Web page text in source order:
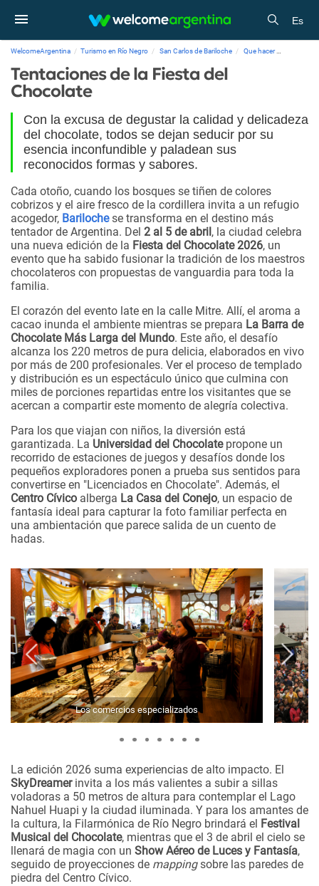
Es
WelcomeArgentina Turismo en Río Negro San Carlos de Bariloche Que hacer
Tentaciones de la Fiesta del
Chocolate
Con la excusa de degustar la calidad y delicadeza
del chocolate, todos se dejan seducir por su
esencia inconfundible y paladean sus
reconocidos formas y sabores.
Cada otoño, cuando los bosques se tiñen de colores
cobrizos y el aire fresco de la cordillera invita a un refugio
acogedor, Barilochese transforma en el destino más
tentador de Argentina. Del 2 al 5 de abril , la ciudad celebra
una nueva edición de la Fiesta del Chocolate 2026, un
evento que ha sabido fusionar la tradición de los maestros
chocolateros con propuestas de vanguardia para toda la
familia.
El corazón del evento late en la calle Mitre. Allí, el aroma a
cacao inunda el ambiente mientras se prepara La Barra de
Chocolate Más Larga del Mundo. Este año, el desafío
alcanza los 220 metros de pura delicia, elaborados en vivo
por más de 200 profesionales. Ver el proceso de templado
y distribución es un espectáculo único que culmina con
miles de porciones repartidas entre los visitantes que se
acercan a compartir este momento de alegría colectiva.
Para los que viajan con niños, la diversión está
garantizada. La Universidad del Chocolatepropone un
recorrido de estaciones de juegos y desafíos donde los
pequeños exploradores ponen a prueba sus sentidos para
convertirse en "Licenciados en Chocolate". Además, el
Centro Cívico alberga La Casa del Conejo, un espacio de
fantasía ideal para capturar la foto familiar perfecta en
una ambientación que parece salida de un cuento de
hadas.
Los comercios especializados
La edición 2026 suma experiencias de alto impacto. El
SkyDreamerinvita a los más valientes a subir a sillas
voladoras a 50 metros de altura para contemplar el Lago
Nahuel Huapi y la ciudad iluminada. Y para los amantes de
la cultura, la Filarmónica de Río Negro brindará el Festival
Musical del Chocolate, mientras que el 3 de abril el cielo se
llenará de magia con un Show Aéreo de Luces y Fantasía,
seguido de proyecciones de mappingsobre las paredes de
piedra del Centro Cívico.